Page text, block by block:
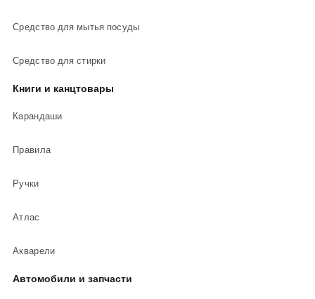
Средство для мытья посуды
Средство для стирки
Книги и канцтовары
Карандаши
Правила
Ручки
Атлас
Акварели
Автомобили и запчасти